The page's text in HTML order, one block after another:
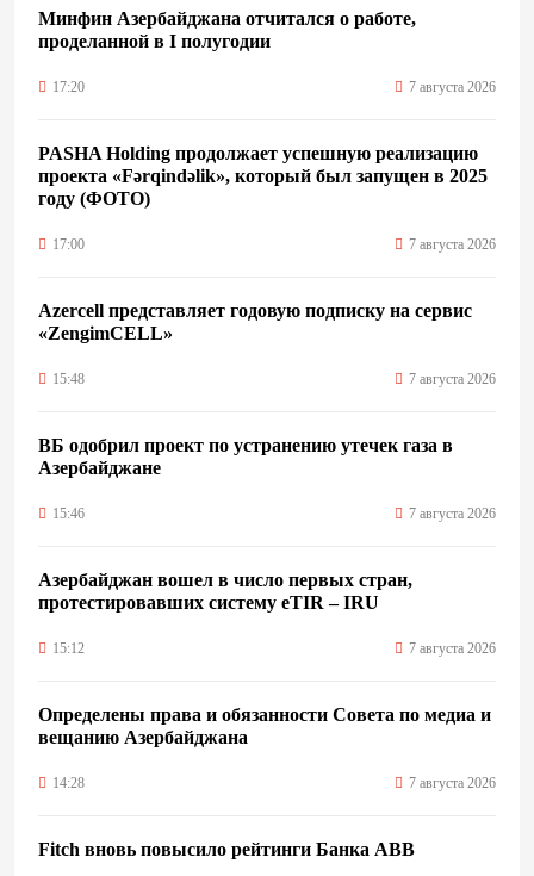
Минфин Азербайджана отчитался о работе,
проделанной в I полугодии
17:20 7 августа 2026
PASHA Holding продолжает успешную реализацию
проекта «Fərqindəlik», который был запущен в 2025
году (ФОТО)
17:00 7 августа 2026
Azercell представляет годовую подписку на сервис
«ZengimCELL»
15:48 7 августа 2026
ВБ одобрил проект по устранению утечек газа в
Азербайджане
15:46 7 августа 2026
Азербайджан вошел в число первых стран,
протестировавших систему eTIR – IRU
15:12 7 августа 2026
Определены права и обязанности Совета по медиа и
вещанию Азербайджана
14:28 7 августа 2026
Fitch вновь повысило рейтинги Банка ABB